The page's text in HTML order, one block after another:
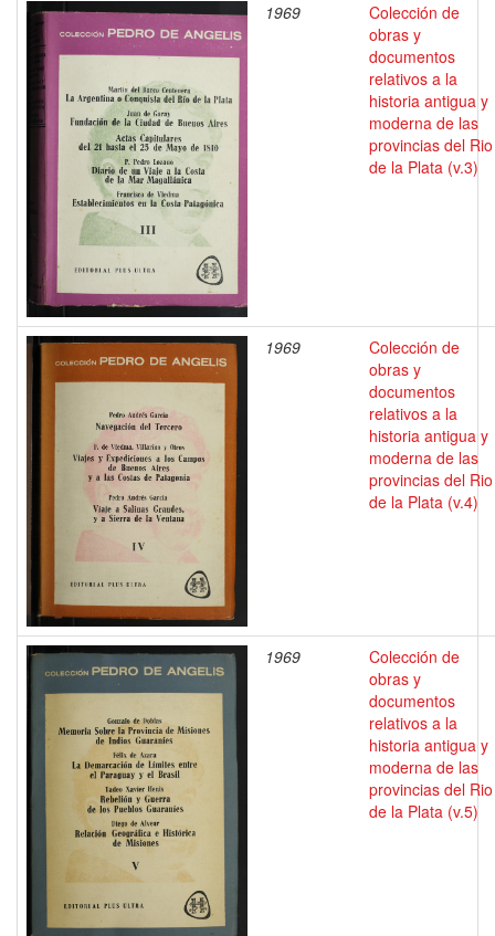
1969
Colección de
obras y
documentos
relativos a la
historia antigua y
moderna de las
provincias del Rio
de la Plata (v.3)
1969
Colección de
obras y
documentos
relativos a la
historia antigua y
moderna de las
provincias del Rio
de la Plata (v.4)
1969
Colección de
obras y
documentos
relativos a la
historia antigua y
moderna de las
provincias del Rio
de la Plata (v.5)